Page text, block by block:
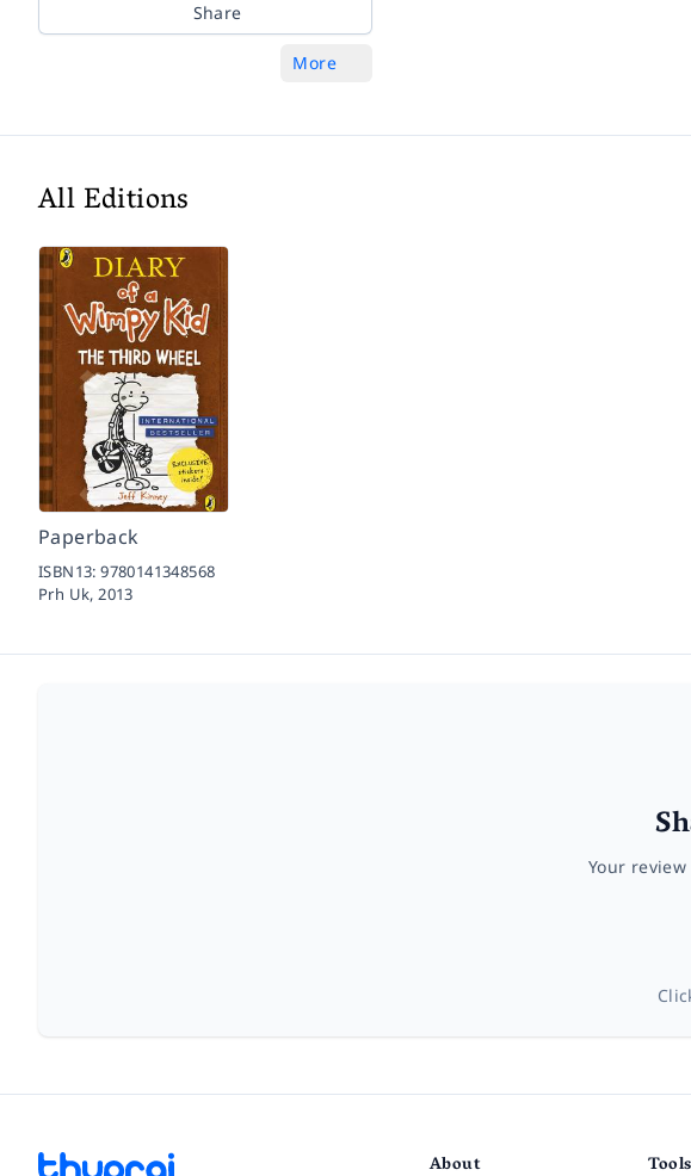
Share
More
All Editions
Paperback
ISBN13:9780141348568
Prh Uk,2013
Your
About Tools